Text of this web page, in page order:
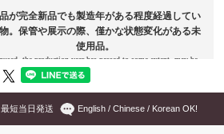
最短当日発送 English / Chinese / Korean OK!